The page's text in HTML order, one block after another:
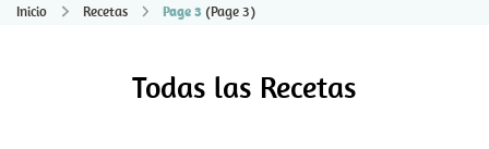
Inicio Recetas Page 3 (Page 3)
Todas las Recetas